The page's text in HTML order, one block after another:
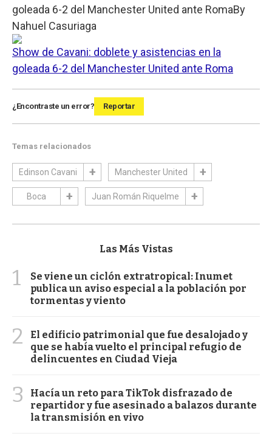
goleada 6-2 del Manchester United ante RomaBy
Nahuel Casuriaga
Show de Cavani: doblete y asistencias en la
goleada 6-2 del Manchester United ante Roma
¿Encontraste un error? Reportar
Temas relacionados
Edinson Cavani Manchester United
Boca Juan Román Riquelme
Las Más Vistas
1
Se viene un ciclón extratropical: Inumet
publica un aviso especial a la población por
tormentas y viento
2
El edificio patrimonial que fue desalojado y
que se había vuelto el principal refugio de
delincuentes en Ciudad Vieja
3
Hacía un reto para TikTok disfrazado de
repartidor y fue asesinado a balazos durante
la transmisión en vivo